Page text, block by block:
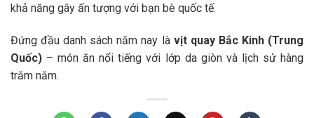
khả năng gây ấn tượng với bạn bè quốc tế.
Đứng đầu danh sách năm nay là vịt quay Bắc Kinh (Trung
Quốc) – món ăn nổi tiếng với lớp da giòn và lịch sử hàng
trăm năm.